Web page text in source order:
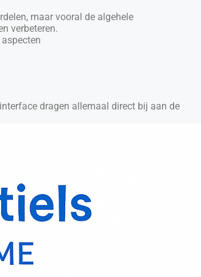
maar vooral de algehele
verbeteren.
dragen allemaal direct bij aan de